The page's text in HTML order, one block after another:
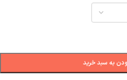
به سبد خرید